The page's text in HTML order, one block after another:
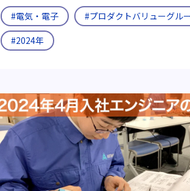
#電気・電子
#プロダクトバリューグル
#2024年